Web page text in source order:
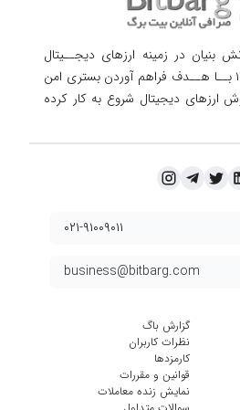
در زمینه ارزهای دیجــیتال
بستری امن
ارزهای دیجیتال شروع به کار کرده
business@bitbarg.com
۰۲۱-۹۱۰۰۹۰۱۱
گزارش باگ
نظرات کاربران
کارمزد‌ها
قوانین و مقررات
نمایش زنده معاملات